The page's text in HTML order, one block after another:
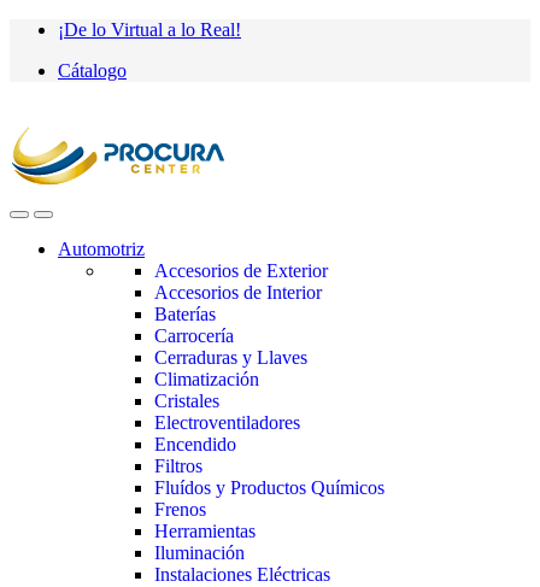
Saltar
navegación
saltar
contenido
¡De lo Virtual a lo Real!
Cátalogo
Automotriz
Accesorios de Exterior
Accesorios de Interior
Baterías
Carrocería
Cerraduras y Llaves
Climatización
Cristales
Electroventiladores
Encendido
Filtros
Fluídos y Productos Químicos
Frenos
Herramientas
Iluminación
Instalaciones Eléctricas